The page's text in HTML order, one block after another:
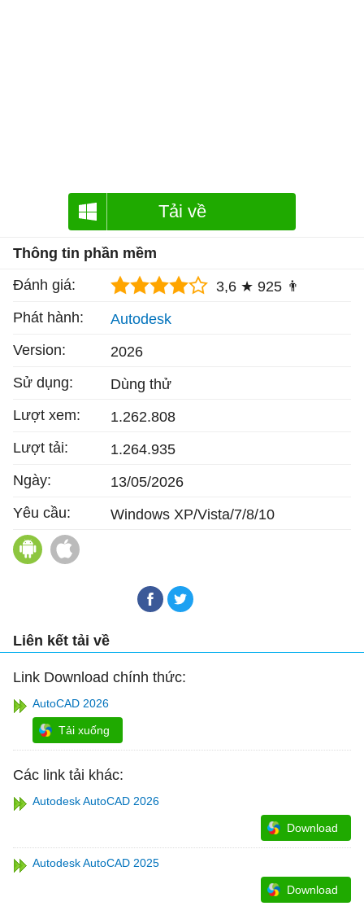
Tải về
Thông tin phần mềm
Đánh giá:
3,6 ★ 925 👨
Phát hành:
Autodesk
Version:
2026
Sử dụng:
Dùng thử
Lượt xem:
1.262.808
Lượt tải:
1.264.935
Ngày:
13/05/2026
Yêu cầu:
Windows XP/Vista/7/8/10
AutoCAD cho Android
Liên kết tải về
Link Download chính thức:
AutoCAD 2026
Tải xuống
Các link tải khác:
Autodesk AutoCAD 2026
Download
Autodesk AutoCAD 2025
Download